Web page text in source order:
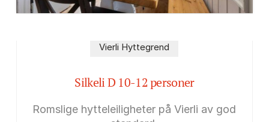
Vierli Hyttegrend
Silkeli D 10-12 personer
Romslige hytteleiligheter på Vierli av god